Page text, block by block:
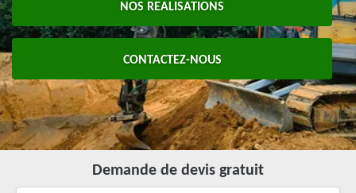
NOS REALISATIONS
CONTACTEZ-NOUS
Demande de devis gratuit